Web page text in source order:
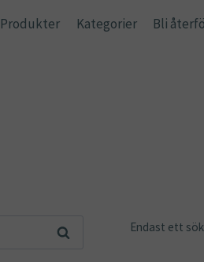
Produkter Kategorier Bli
Endast ett
Sök